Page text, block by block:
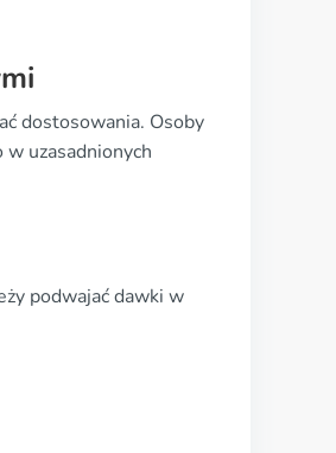
dostosowania. Osoby
uzasadnionych
podwajać dawki w